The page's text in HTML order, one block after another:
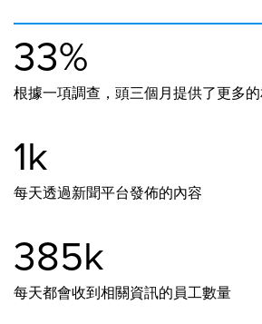
33%
根據一項調查，頭三個月提供了更多
1k
每天透過新聞平台發佈的內容
385k
每天都會收到相關資訊的員工數量